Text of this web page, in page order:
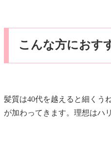
こんな方におす
髪質は40代を越えると細くう
が加わってきます。理想はハ